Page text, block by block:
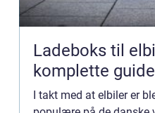
Ladeboks til
komplette guide
I takt med at elbiler er